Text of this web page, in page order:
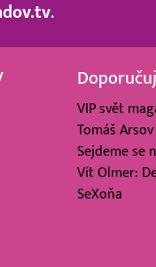
.
VIP svět
Tomáš
Sejdeme se
Vít Olmer:
SeXoňa